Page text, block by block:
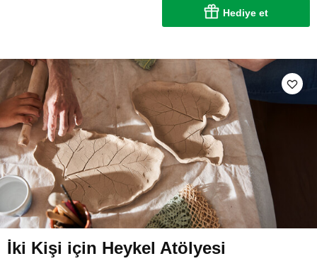
Hediye et
İki Kişi için Heykel Atölyesi